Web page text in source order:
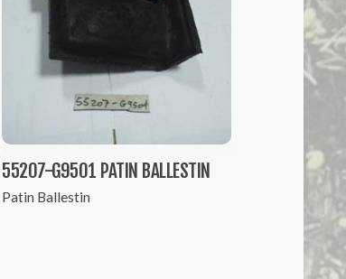
55207-G9501 PATIN BALLESTIN
Patin Ballestin